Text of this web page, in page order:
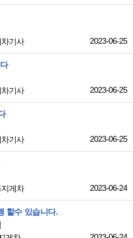
기사 2023-06-25
기사 2023-06-25
기사 2023-06-25
게차 2023-06-24
할수 있습니다.